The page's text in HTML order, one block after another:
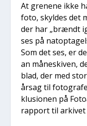
At gre­ne­ne ikke
foto, skyl­des det
der har „brændt
ses på
Som det ses, er
an måneski­ven,
blad, der med
årsag til
klu­sio­nen på
rap­port til arki­vet